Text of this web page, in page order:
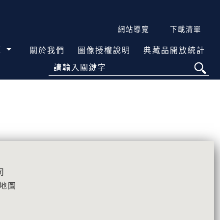
網站導覽 下載清單
關於我們 圖像授權說明 典藏品開放統計
請輸入關鍵字
圖